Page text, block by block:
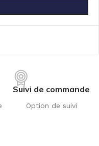
Suivi de commande
Option de suivi